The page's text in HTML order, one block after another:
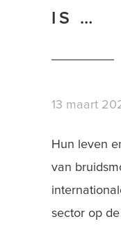
IS …
13 maart
Hun leven
van
sector op